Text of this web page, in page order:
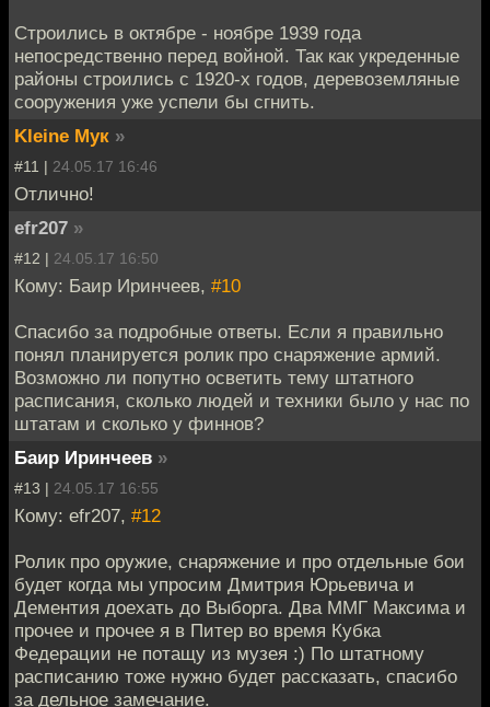
Строились в октябре - ноябре 1939 года
непосредственно перед войной. Так как укреденные
районы строились с 1920-х годов, деревоземляные
сооружения уже успели бы сгнить.
Kleine Мук »
#11 | 24.05.17 16:46
Отлично!
efr207 »
#12 | 24.05.17 16:50
Кому: Баир Иринчеев, #10
Спасибо за подробные ответы. Если я правильно
понял планируется ролик про снаряжение армий.
Возможно ли попутно осветить тему штатного
расписания, сколько людей и техники было у нас по
штатам и сколько у финнов?
Баир Иринчеев »
#13 | 24.05.17 16:55
Кому: efr207, #12
Ролик про оружие, снаряжение и про отдельные бои
будет когда мы упросим Дмитрия Юрьевича и
Дементия доехать до Выборга. Два ММГ Максима и
прочее и прочее я в Питер во время Кубка
Федерации не потащу из музея :) По штатному
расписанию тоже нужно будет рассказать, спасибо
за дельное замечание.